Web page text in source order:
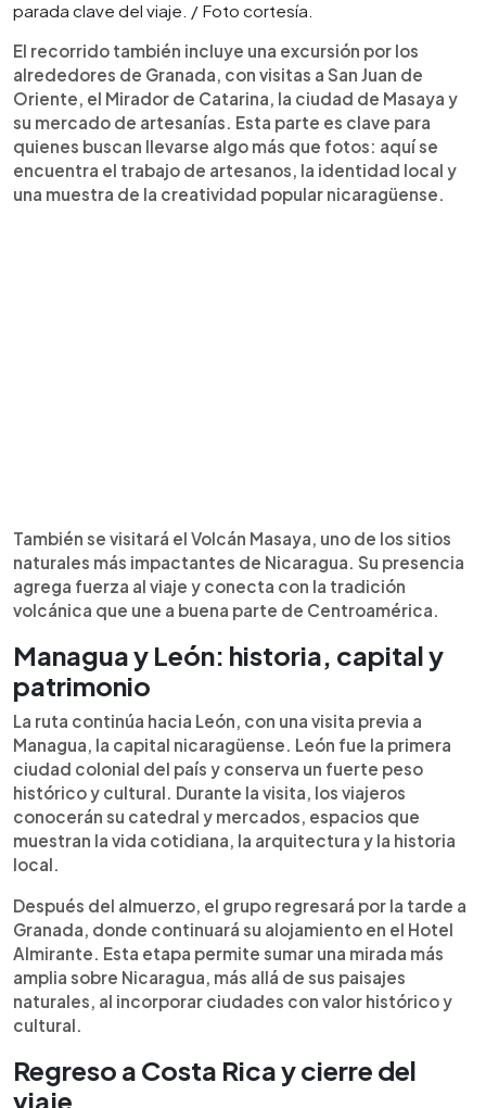
parada clave del viaje. / Foto cortesía.
El recorrido también incluye una excursión por los
alrededores de Granada, con visitas a San Juan de
Oriente, el Mirador de Catarina, la ciudad de Masaya y
su mercado de artesanías. Esta parte es clave para
quienes buscan llevarse algo más que fotos: aquí se
encuentra el trabajo de artesanos, la identidad local y
una muestra de la creatividad popular nicaragüense.
También se visitará el Volcán Masaya, uno de los sitios
naturales más impactantes de Nicaragua. Su presencia
agrega fuerza al viaje y conecta con la tradición
volcánica que une a buena parte de Centroamérica.
Managua y León: historia, capital y
patrimonio
La ruta continúa hacia León, con una visita previa a
Managua, la capital nicaragüense. León fue la primera
ciudad colonial del país y conserva un fuerte peso
histórico y cultural. Durante la visita, los viajeros
conocerán su catedral y mercados, espacios que
muestran la vida cotidiana, la arquitectura y la historia
local.
Después del almuerzo, el grupo regresará por la tarde a
Granada, donde continuará su alojamiento en el Hotel
Almirante. Esta etapa permite sumar una mirada más
amplia sobre Nicaragua, más allá de sus paisajes
naturales, al incorporar ciudades con valor histórico y
cultural.
Regreso a Costa Rica y cierre del
viaje